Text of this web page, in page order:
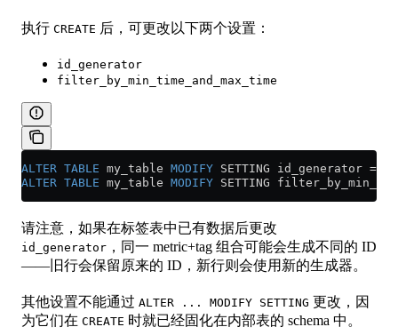
执行 CREATE 后，可更改以下两个设置：
id_generator
filter_by_min_time_and_max_time
ALTER TABLE my_table MODIFY SETTING id_generator =
ALTER TABLE my_table MODIFY SETTING
请注意，如果在标签表中已有数据后更改
id_generator ，同一 metric+tag 组合可能会生成不同的 ID
——旧行会保留原来的 ID，新行则会使用新的生成器。
其他设置不能通过 ALTER ... MODIFY SETTING 更改，因
为它们在 CREATE 时就已经固化在内部表的 schema 中。